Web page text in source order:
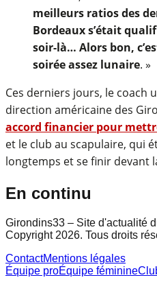
meilleurs ratios des
Bordeaux s’était
soir-là… Alors bon,
soirée assez lunaire. »
Ces derniers jours, le coach
direction américaine des
accord financier pour
et le club au scapulaire, qui
longtemps et se finir devant
En continu
Girondins33 – Site d'actualité
Copyright 2026. Tous droits
ContactMentions légales
Équipe proÉquipe féminine